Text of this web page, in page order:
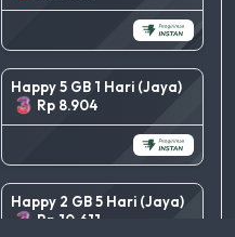
Happy 5 GB 1 Hari (Jaya)
Rp 8.904
Happy 2 GB 5 Hari (Jaya)
Rp 10.611